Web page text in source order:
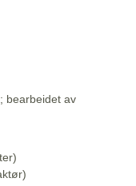
bearbeidet av